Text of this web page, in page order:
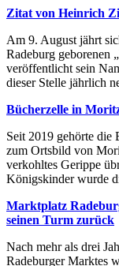
Zitat von Heinrich
Am 9. August jährt
Radeburg geborenen
veröffentlicht sein
dieser Stelle jährlich
Bücherzelle in
Seit 2019 gehörte die
zum Ortsbild von
verkohltes Gerippe
Königskinder wurde
Marktplatz
seinen Turm zurück
Nach mehr als drei
Radeburger Marktes